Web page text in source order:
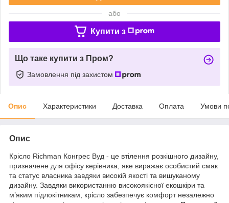
або
Купити з
Що таке купити з Пром?
Замовлення під захистом
Опис Характеристики Доставка Оплата Умови
Опис
Крісло Richman Конгрес Вуд - це втілення розкішного дизайну,
призначене для офісу керівника, яке виражає особистий смак
та статус власника завдяки високій якості та вишуканому
дизайну. Завдяки використанню високоякісної екошкіри та
м’яким підлокітникам, крісло забезпечує комфорт незалежно